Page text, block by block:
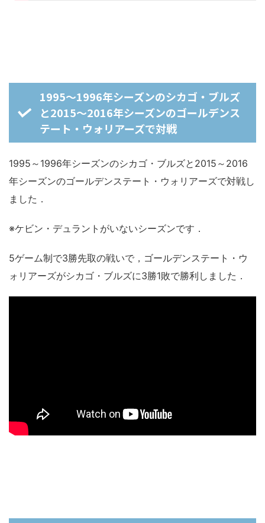
1995～1996年シーズンのシカゴ・ブルズ
と2015～2016年シーズンのゴールデンス
テート・ウォリアーズで対戦
1995～1996年シーズンのシカゴ・ブルズと2015～2016
年シーズンのゴールデンステート・ウォリアーズで対戦し
ました．
※ケビン・デュラントがいないシーズンです．
5ゲーム制で3勝先取の戦いで，ゴールデンステート・ウ
ォリアーズがシカゴ・ブルズに3勝1敗で勝利しました．